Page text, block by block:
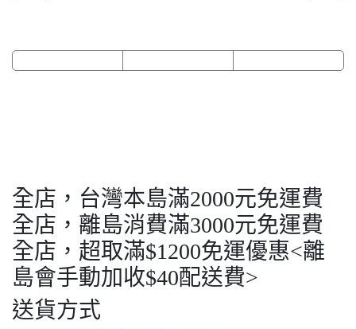
全店，台灣本島滿2000元免運費
全店，離島消費滿3000元免運費
全店，超取滿$1200免運優惠<離
島會手動加收$40配送費>
送貨方式